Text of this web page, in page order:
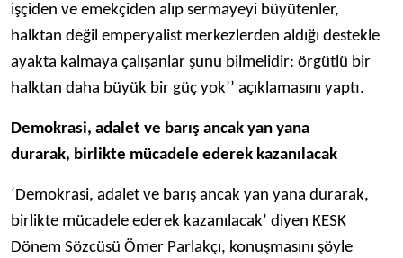
işçiden ve emekçiden alıp sermayeyi büyütenler,
halktan değil emperyalist merkezlerden aldığı destekle
ayakta kalmaya çalışanlar şunu bilmelidir: örgütlü bir
halktan daha büyük bir güç yok’’ açıklamasını yaptı.
Demokrasi, adalet ve barış ancak yan yana
durarak, birlikte mücadele ederek kazanılacak
‘Demokrasi, adalet ve barış ancak yan yana durarak,
birlikte mücadele ederek kazanılacak’ diyen KESK
Dönem Sözcüsü Ömer Parlakçı, konuşmasını şöyle